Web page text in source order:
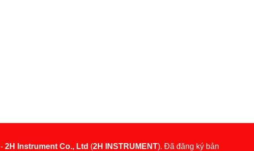
2H Instrument Co., Ltd (2H INSTRUMENT). Đã đăng ký bản